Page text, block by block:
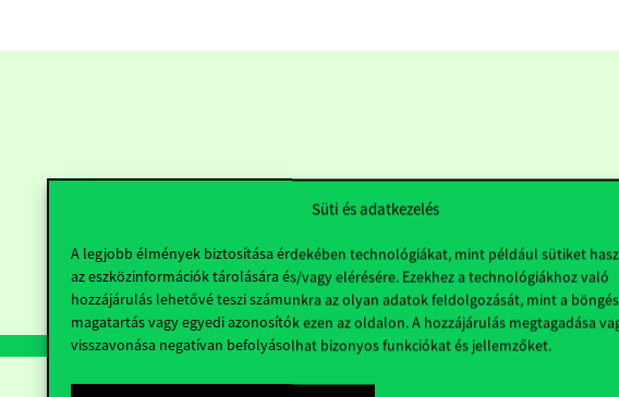
Süti és adatkezelés
A legjobb élmények biztosítása érdekében technológiákat, mint például sütiket
az eszközinformációk tárolására és/vagy elérésére. Ezekhez a technológiákhoz való
hozzájárulás lehetővé teszi számunkra az olyan adatok feldolgozását, mint a
magatartás vagy egyedi azonosítók ezen az oldalon. A hozzájárulás megtagadása
visszavonása negatívan befolyásolhat bizonyos funkciókat és jellemzőket.
Hasznos linkek